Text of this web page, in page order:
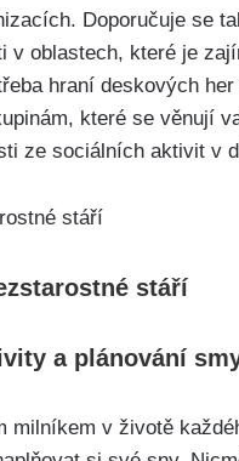
Doporučuje se
v oblastech, které je
hraní deskových
které se věnují
ze sociálních aktivit v
stáří
a plánování
milníkem v životě